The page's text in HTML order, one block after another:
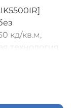
кд/кв.м,
технология